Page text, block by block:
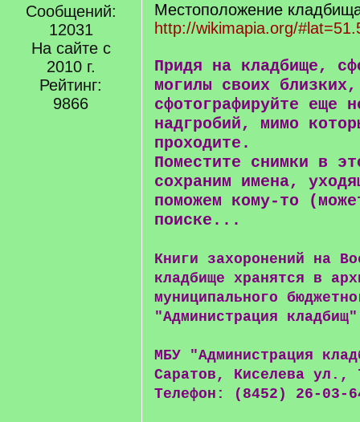
Сообщений:
12031
На сайте с
2010 г.
Рейтинг:
9866
Местоположение
http://wikimapia.org/
Придя на кладбище,
могилы своих близких,
сфотографируйте еще
надгробий, мимо
проходите.
Поместите снимки в
сохраним имена,
поможем кому-то
поиске...
Книги захоронений на
кладбище хранятся в
муниципального
"Администрация
МБУ "Администрация
Саратов, Киселева ул.,
Телефон: (8452) 26-03-